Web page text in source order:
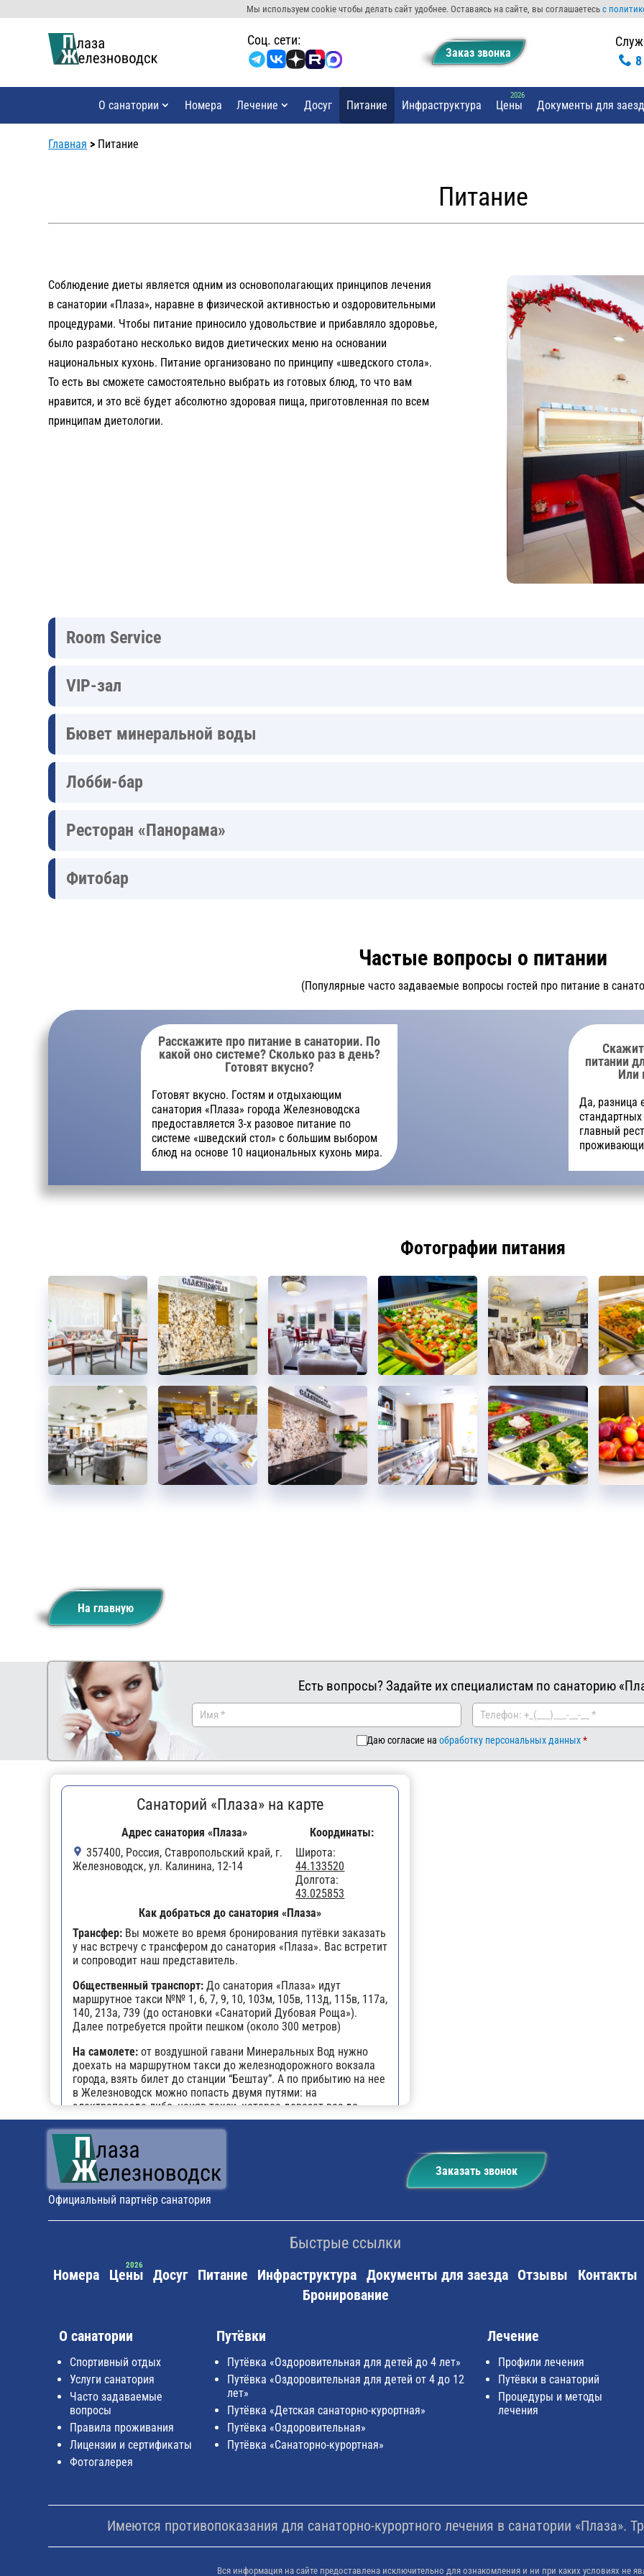
Мы используем cookie чтобы делать сайт удобнее. Оставаясь на сайте, вы соглашаетесьс
Cоц. сети:
Заказ звонкa
О санатории Номера Лечение Досуг Питание Инфраструктура Цены Документы для
Главная > Питание
Питание
Соблюдение диеты является одним из основополагающих принципов лечения
в санатории «Плаза», наравне в физической активностью и оздоровительными
процедурами. Чтобы питание приносило удовольствие и прибавляло здоровье,
было разработано несколько видов диетических меню на основании
национальных кухонь. Питание организовано по принципу «шведского стола».
То есть вы сможете самостоятельно выбрать из готовых блюд, то что вам
нравится, и это всё будет абсолютно здоровая пища, приготовленная по всем
принципам диетологии.
Room Service
VIP-зал
Бювет минеральной воды
Лобби-бар
Ресторан «Панорама»
Фитобар
Частые вопросы о питании
(Популярные часто задаваемые вопросы гостей про питание в
Расскажите про питание в санатории. По
какой оно системе? Сколько раз в день?
Готовят вкусно?
Готовят вкусно. Гостям и отдыхающим
санатория «Плаза» города Железноводска
предоставляется 3-х разовое питание по
системе «шведский стол» с большим выбором
блюд на основе 10 национальных кухонь мира.
питании
Или
Да, разница
главный
Фотографии питания
На главную
Есть вопросы? Задайте их специалистам по санаторию
Даю согласие на обработку персональных данных
Санаторий «Плаза» на карте
Адрес санатория «Плаза»
357400, Россия, Ставропольский край, г.
Железноводск, ул. Калинина, 12-14
Координаты:
Широта:
44.133520
Долгота:
43.025853
Как добраться до санатория «Плаза»
Трансфер: Вы можете во время бронирования путёвки заказать
у нас встречу с трансфером до санатория «Плаза». Вас встретит
и сопроводит наш представитель.
Общественный транспорт: До санатория «Плаза» идут
маршрутное такси №№ 1, 6, 7, 9, 10, 103м, 105в, 113д, 115в, 117а,
140, 213а, 739 (до остановки «Санаторий Дубовая Роща»).
Далее потребуется пройти пешком (около 300 метров)
На самолете: от воздушной гавани Минеральных Вод нужно
доехать на маршрутном такси до железнодорожного вокзала
города, взять билет до станции “Бештау”. А по прибытию на нее
в Железноводск можно попасть двумя путями: на
электропоезде либо, наняв такси, которое довезет вас до
порога здравницы.
На личном транспорте:
заблудиться, можно воспользоваться навигатором. По
прибытии будет возможность оставить автомобиль на
парковке санатория.
части пути от аэропорта “Минеральные Воды”. Это — станция
“Бештау” (расположена в 6 км от центра Железноводска),
электричка либо автобус №10, маршрутное такси №214,
частный извозчик.
Официальный партнёр санатория
Заказать звонок
Быстрые ссылки
Номера Цены Досуг Питание Инфраструктура Документы для заезда Отзывы
Контакты
Бронирование
О санатории
Спортивный отдых
Услуги санатория
Часто задаваемые
вопросы
Правила проживания
Лицензии и сертификаты
Фотогалерея
Путёвки
Путёвка «Оздоровительная для детей до 4 лет»
Путёвка «Оздоровительная для детей от 4 до 12
лет»
Путёвка «Детская санаторно-курортная»
Путёвка «Оздоровительная»
Путёвка «Санаторно-курортная»
Лечение
Профили лечения
Путёвки в санаторий
Процедуры и методы
лечения
Имеются противопоказания для санаторно-курортного лечения в санатории «Плаза».
Вся информация на сайте предоставлена исключительно для ознакомления и ни при каких условиях не